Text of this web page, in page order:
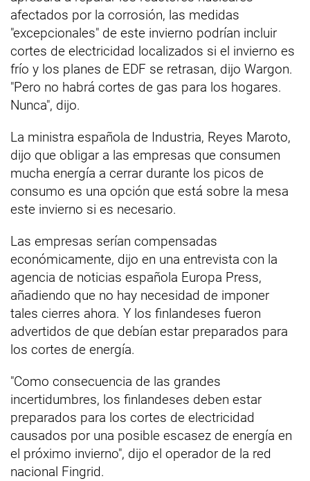
afectados por la corrosión, las medidas
"excepcionales" de este invierno podrían incluir
cortes de electricidad localizados si el invierno es
frío y los planes de EDF se retrasan, dijo Wargon.
"Pero no habrá cortes de gas para los hogares.
Nunca", dijo.
La ministra española de Industria, Reyes Maroto,
dijo que obligar a las empresas que consumen
mucha energía a cerrar durante los picos de
consumo es una opción que está sobre la mesa
este invierno si es necesario.
Las empresas serían compensadas
económicamente, dijo en una entrevista con la
agencia de noticias española Europa Press,
añadiendo que no hay necesidad de imponer
tales cierres ahora. Y los finlandeses fueron
advertidos de que debían estar preparados para
los cortes de energía.
"Como consecuencia de las grandes
incertidumbres, los finlandeses deben estar
preparados para los cortes de electricidad
causados por una posible escasez de energía en
el próximo invierno", dijo el operador de la red
nacional Fingrid.